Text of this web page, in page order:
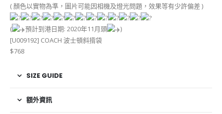
( 顏色以實物為準，圖片可能因相機及燈光問題，效果等有少許偏差 )
( 預計到港日期: 2020年11月頭
)
[U009192] COACH 波士頓斜揹袋
$768
SIZE GUIDE
額外資訊